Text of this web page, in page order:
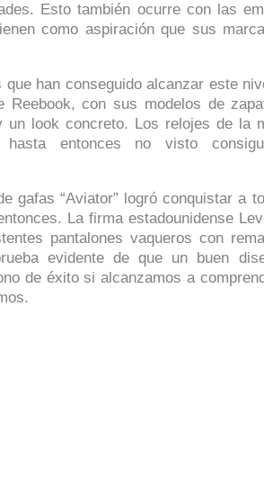
Esto también ocurre con las
como aspiración que sus
han conseguido alcanzar este
Reebook, con sus modelos de
un look concreto. Los relojes de la
hasta entonces no visto
gafas “Aviator” logró conquistar a
La firma estadounidense
pantalones vaqueros con
evidente de que un buen
de éxito si alcanzamos a